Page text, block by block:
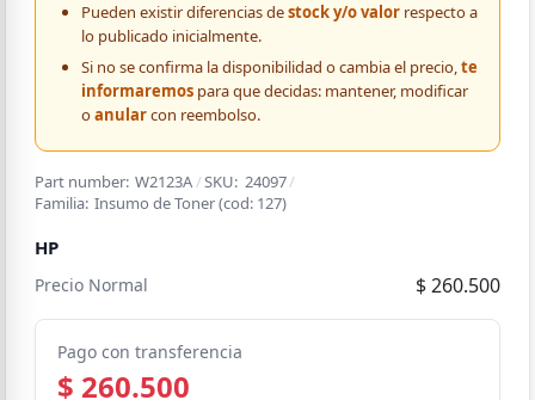
Pueden existir diferencias destock y/o valorrespecto a
lo publicado inicialmente.
Si no se confirma la disponibilidad o cambia el precio,te
informaremospara que decidas: mantener, modificar
oanularcon reembolso.
Part number: W2123A /SKU: 24097/
Familia: Insumo de Toner(cod: 127)
HP
Precio Normal $ 260.500
Pago con transferencia
$ 260.500